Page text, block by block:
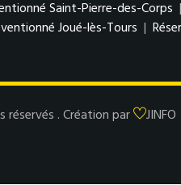
Saint-Pierre-des-Corps |
Joué-lès-Tours |
réservés . Création par JINFO